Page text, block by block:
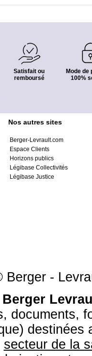
Satisfait ou
remboursé
Mode de
100%
Nos autres sites
Berger-Levrault.com
Espace Clients
Horizons publics
Légibase Collectivités
Légibase Justice
Berger -
documents,
destinées
secteur de la